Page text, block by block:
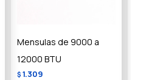
Mensulas de 9000 a
12000 BTU
$ 1.309